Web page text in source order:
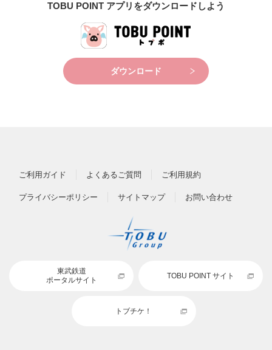
TOBU POINT アプリをダウンロードしよう
ダウンロード
ご利用ガイド よくあるご質問 ご利用規約
プライバシーポリシー サイトマップ お問い合わせ
東武鉄道
ポータルサイト
TOBU POINT サイト
トブチケ！